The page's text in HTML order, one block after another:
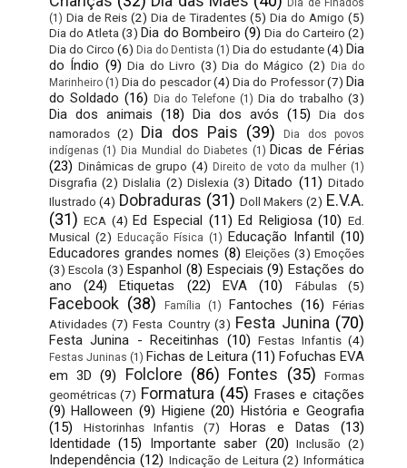
Dia de Finados
(1) Dia de Reis (2) Dia de Tiradentes (5) Dia do Amigo (5)
Dia do Atleta (3) Dia do Bombeiro (9) Dia do Carteiro (2)
Dia do Circo (6) Dia do Dentista (1) Dia do estudante(4) Dia
do Índio (9) Dia do Livro (3) Dia do Mágico (2)
Dia do
Marinheiro (1) Dia do pescador (4) Dia do Professor (7) Dia
do Soldado (16) Dia do Telefone (1) Dia do trabalho (3)
Dia dos animais (18) Dia dos avós (15)
Dia dos
namorados (2) Dia dos Pais (39)
Dia dos povos
indígenas (1) Dia Mundial do Diabetes (1) Dicas de Férias
(23) Dinâmicas de grupo (4) Direito de voto da mulher (1)
Disgrafia (2) Dislalia (2) Dislexia (3) Ditado (11) Ditado
Ilustrado (4) Dobraduras (31) Doll Makers (2) E.V.A.
(31) ECA (4) Ed Especial (11) Ed Religiosa (10) Ed.
Musical (2) Educação Física (1) Educação Infantil (10)
Educadores grandes nomes (8) Eleições (3) Emoções
(3) Escola (3) Espanhol (8) Especiais (9) Estações do
ano
(24) Etiquetas (22) EVA (10) Fábulas (5)
Facebook (38) Família (1) Fantoches (16)
Férias
Atividades (7) Festa Country (3) Festa Junina (70)
Festa Junina - Receitinhas (10) Festas Infantis (4)
Festas Juninas (1) Fichas de Leitura (11) Fofuchas EVA
em 3D (9) Folclore (86) Fontes (35)
Formas
geométricas (7) Formatura (45) Frases e citações
(9) Halloween (9) Higiene (20) História e Geografia
(15)
Historinhas Infantis (7) Horas e Datas
(13)
Identidade (15) Importante saber (20) Inclusão (2)
Independência (12) Indicação de Leitura (2) Informática